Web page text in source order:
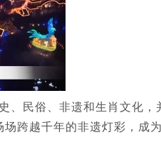
民俗、非遗和生肖文化，
跨越千年的非遗灯彩，成